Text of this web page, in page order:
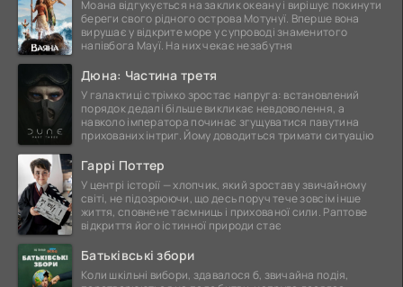
Моана відгукується на заклик океану і вирішує покинути
береги свого рідного острова Мотунуї. Вперше вона
вирушає у відкрите море у супроводі знаменитого
напівбога Мауї. На них чекає незабутня
Дюна: Частина третя
У галактиці стрімко зростає напруга: встановлений
порядок дедалі більше викликає невдоволення, а
навколо імператора починає згущуватися павутина
прихованих інтриг. Йому доводиться тримати ситуацію
Гаррі Поттер
У центрі історії — хлопчик, який зростав у звичайному
світі, не підозрюючи, що десь поруч тече зовсім інше
життя, сповнене таємниць і прихованої сили. Раптове
відкриття його істинної природи стає
Батьківські збори
Коли шкільні вибори, здавалося б, звичайна подія,